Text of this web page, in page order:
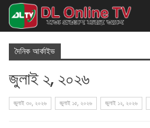
দৈনিক আর্কাইভ
জুলাই ২, ২০২৬
জুলাই ৩০, ২০২৬ জুলাই ১৫, ২০২৬ জুলাই ১২, ২০২৬